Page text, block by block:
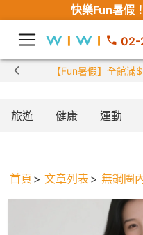
快樂Fun暑假！
02-
【Fun暑假】全館
旅遊 健康 運動
首頁 文章列表 無鋼圈